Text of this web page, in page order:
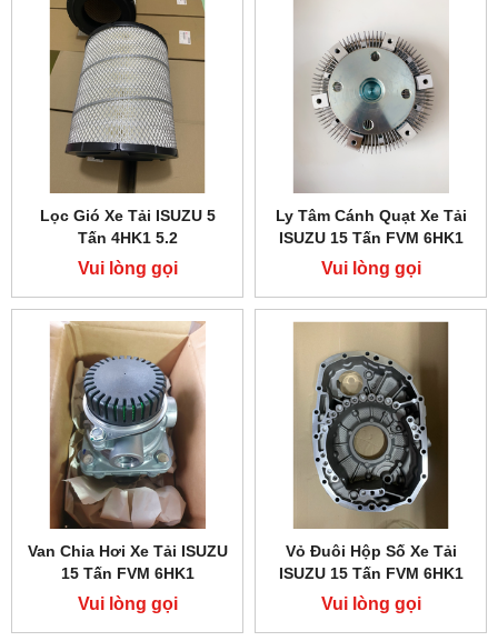
Lọc Gió Xe Tải ISUZU 5
Tấn 4HK1 5.2
Vui lòng gọi
Ly Tâm Cánh Quạt Xe Tải
ISUZU 15 Tấn FVM 6HK1
Vui lòng gọi
Van Chia Hơi Xe Tải ISUZU
15 Tấn FVM 6HK1
Vui lòng gọi
Vỏ Đuôi Hộp Số Xe Tải
ISUZU 15 Tấn FVM 6HK1
Vui lòng gọi